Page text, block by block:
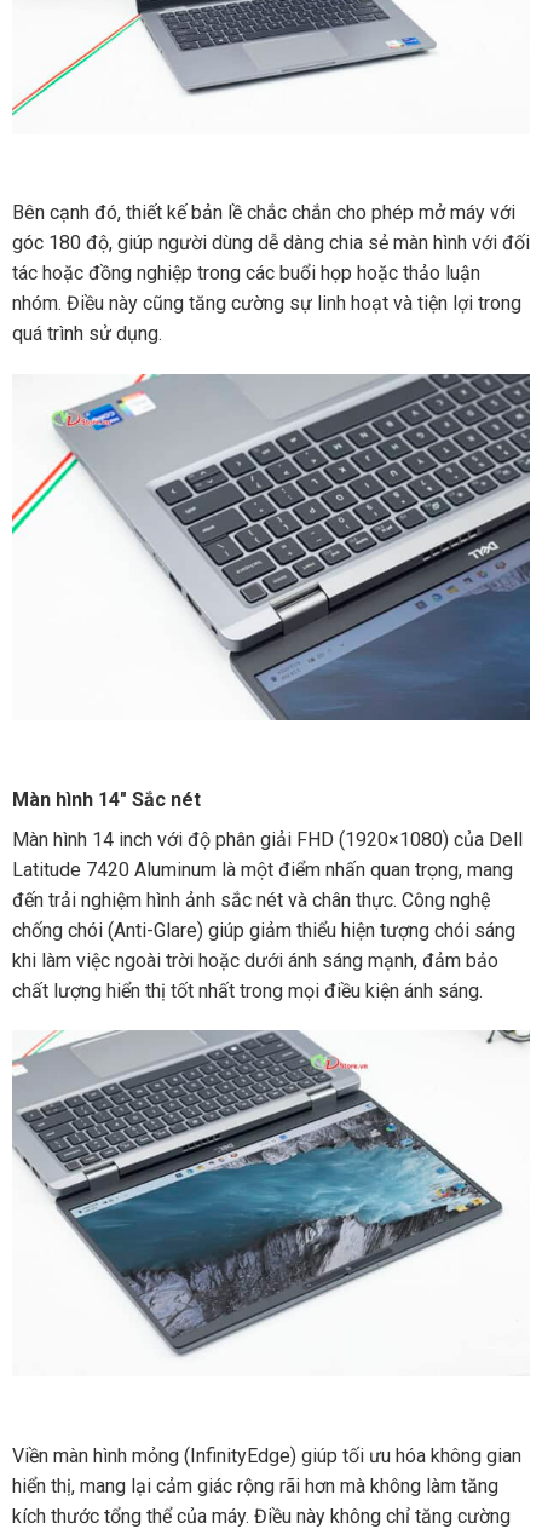
Bên cạnh đó, thiết kế bản lề chắc chắn cho phép mở máy với
góc 180 độ, giúp người dùng dễ dàng chia sẻ màn hình với đối
tác hoặc đồng nghiệp trong các buổi họp hoặc thảo luận
nhóm. Điều này cũng tăng cường sự linh hoạt và tiện lợi trong
quá trình sử dụng.
Màn hình 14″ Sắc nét
Màn hình 14 inch với độ phân giải FHD (1920×1080) của Dell
Latitude 7420 Aluminum là một điểm nhấn quan trọng, mang
đến trải nghiệm hình ảnh sắc nét và chân thực. Công nghệ
chống chói (Anti-Glare) giúp giảm thiểu hiện tượng chói sáng
khi làm việc ngoài trời hoặc dưới ánh sáng mạnh, đảm bảo
chất lượng hiển thị tốt nhất trong mọi điều kiện ánh sáng.
Viền màn hình mỏng (InfinityEdge) giúp tối ưu hóa không gian
hiển thị, mang lại cảm giác rộng rãi hơn mà không làm tăng
kích thước tổng thể của máy. Điều này không chỉ tăng cường